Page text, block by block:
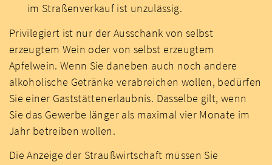
im Straßenverkauf ist unzulässig.
Privilegiert ist nur der Ausschank von selbst
erzeugtem Wein oder von selbst erzeugtem
Apfelwein. Wenn Sie daneben auch noch andere
alkoholische Getränke verabreichen wollen, bedürfen
Sie einer Gaststättenerlaubnis. Dasselbe gilt, wenn
Sie das Gewerbe länger als maximal vier Monate im
Jahr betreiben wollen.
Die Anzeige der Straußwirtschaft müssen Sie